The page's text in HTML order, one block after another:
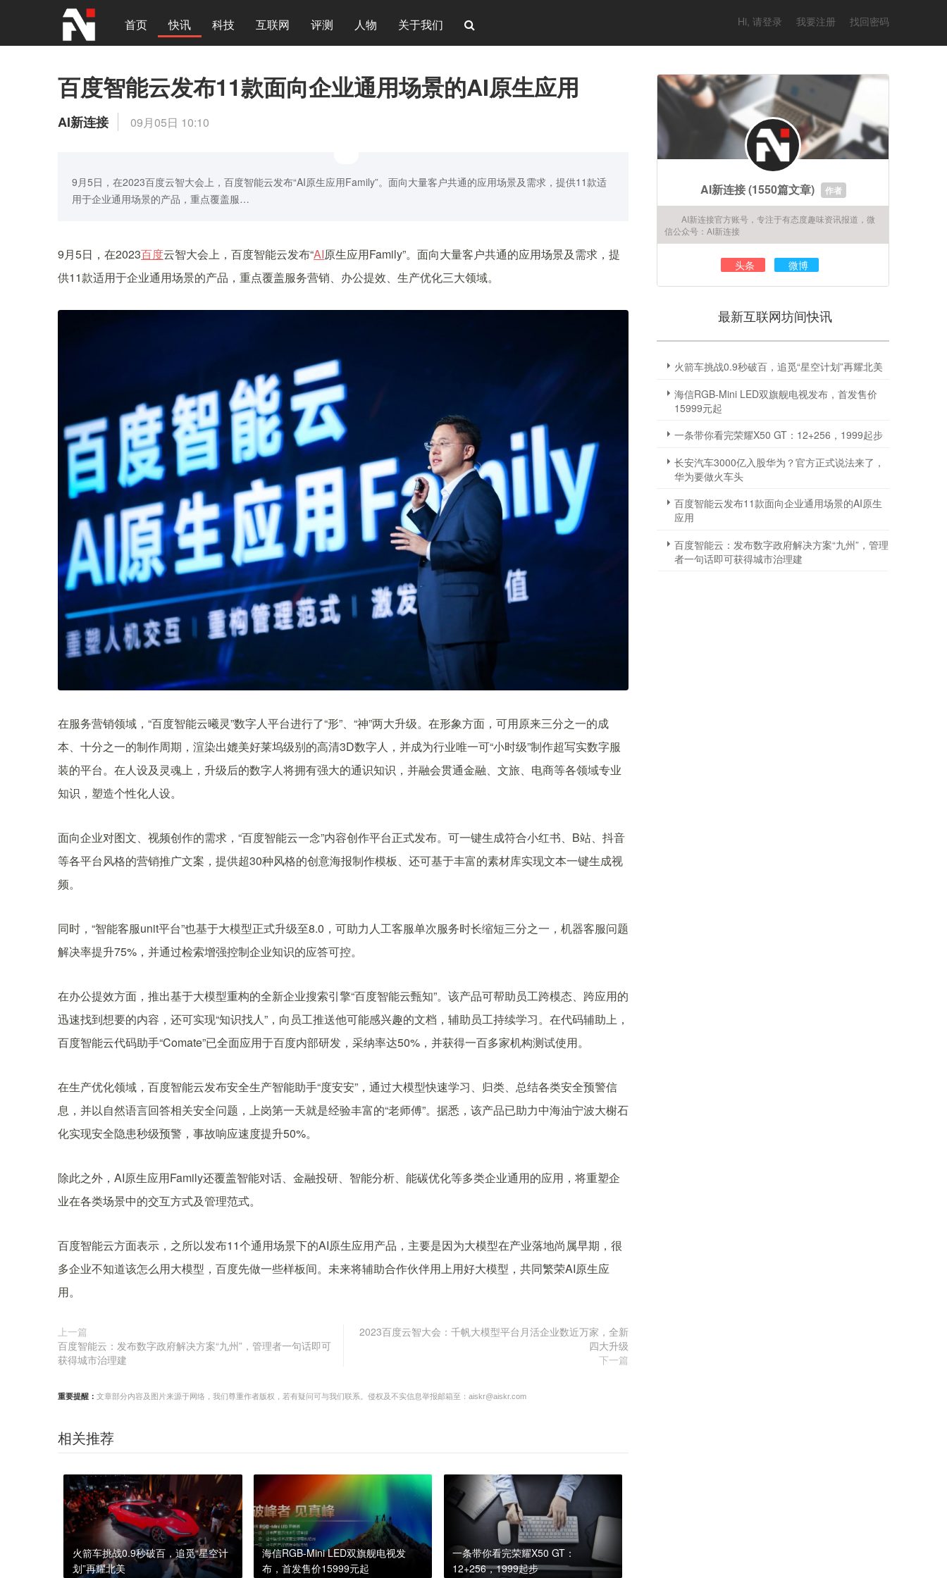
首页 快讯 科技 互联网 评测 人物 关于我们 Hi, 请登录 我要注册 找回密码
百度智能云发布11款面向企业通用场景的AI原生应用
AI新连接 09月05日 10:10
9月5日，在2023百度云智大会上，百度智能云发布“AI原生应用Family”。面向大量客户共通的应用场景及需求，提供11款适
用于企业通用场景的产品，重点覆盖服…
9月5日，在2023百度云智大会上，百度智能云发布“AI原生应用Family”。面向大量客户共通的应用场景及需求，提
供11款适用于企业通用场景的产品，重点覆盖服务营销、办公提效、生产优化三大领域。
在服务营销领域，“百度智能云曦灵”数字人平台进行了“形”、“神”两大升级。在形象方面，可用原来三分之一的成
本、十分之一的制作周期，渲染出媲美好莱坞级别的高清3D数字人，并成为行业唯一可“小时级”制作超写实数字服
装的平台。在人设及灵魂上，升级后的数字人将拥有强大的通识知识，并融会贯通金融、文旅、电商等各领域专业
知识，塑造个性化人设。
面向企业对图文、视频创作的需求，“百度智能云一念”内容创作平台正式发布。可一键生成符合小红书、B站、抖音
等各平台风格的营销推广文案，提供超30种风格的创意海报制作模板、还可基于丰富的素材库实现文本一键生成视
频。
同时，“智能客服unit平台”也基于大模型正式升级至8.0，可助力人工客服单次服务时长缩短三分之一，机器客服问题
解决率提升75%，并通过检索增强控制企业知识的应答可控。
在办公提效方面，推出基于大模型重构的全新企业搜索引擎“百度智能云甄知”。该产品可帮助员工跨模态、跨应用的
迅速找到想要的内容，还可实现“知识找人”，向员工推送他可能感兴趣的文档，辅助员工持续学习。在代码辅助上，
百度智能云代码助手“Comate”已全面应用于百度内部研发，采纳率达50%，并获得一百多家机构测试使用。
在生产优化领域，百度智能云发布安全生产智能助手“度安安”，通过大模型快速学习、归类、总结各类安全预警信
息，并以自然语言回答相关安全问题，上岗第一天就是经验丰富的“老师傅”。据悉，该产品已助力中海油宁波大榭石
化实现安全隐患秒级预警，事故响应速度提升50%。
除此之外，AI原生应用Family还覆盖智能对话、金融投研、智能分析、能碳优化等多类企业通用的应用，将重塑企
业在各类场景中的交互方式及管理范式。
百度智能云方面表示，之所以发布11个通用场景下的AI原生应用产品，主要是因为大模型在产业落地尚属早期，很
多企业不知道该怎么用大模型，百度先做一些样板间。未来将辅助合作伙伴用上用好大模型，共同繁荣AI原生应
用。
上一篇
百度智能云：发布数字政府解决方案“九州”，管理者一句话即可
获得城市治理建
2023百度云智大会：千帆大模型平台月活企业数近万家，全新
四大升级
下一篇
重要提醒： 文章部分内容及图片来源于网络，我们尊重作者版权，若有疑问可与我们联系。侵权及不实信息举报邮箱至：aiskr@aiskr.com
相关推荐
火箭车挑战0.9秒破百，追觅“星空计
划”再耀北美
海信RGB-Mini LED双旗舰电视发
布，首发售价15999元起
一条带你看完荣耀X50 GT：
12+256，1999起步
AI新连接(1550篇文章) 作者
AI新连接官方账号，专注于有态度趣味资讯报道，微
信公众号：AI新连接
头条 微博
最新互联网坊间快讯
火箭车挑战0.9秒破百，追觅“星空计划”再耀北美
海信RGB-Mini LED双旗舰电视发布，首发售价
15999元起
一条带你看完荣耀X50 GT：12+256，1999起步
长安汽车3000亿入股华为？官方正式说法来了，
华为要做火车头
百度智能云发布11款面向企业通用场景的AI原生
应用
百度智能云：发布数字政府解决方案“九州”，管理
者一句话即可获得城市治理建